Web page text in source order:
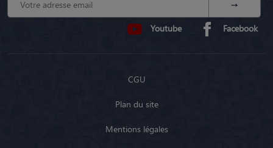
Youtube Facebook
CGU
Plan du site
Mentions légales